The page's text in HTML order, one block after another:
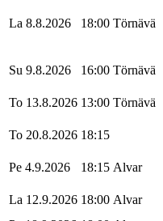
La 8.8.2026 18:00 Törnävä
Su 9.8.2026 16:00 Törnävä
To 13.8.2026 13:00 Törnävä
To 20.8.2026 18:15
Pe 4.9.2026
18:15 Alvar
La 12.9.2026 18:00 Alvar